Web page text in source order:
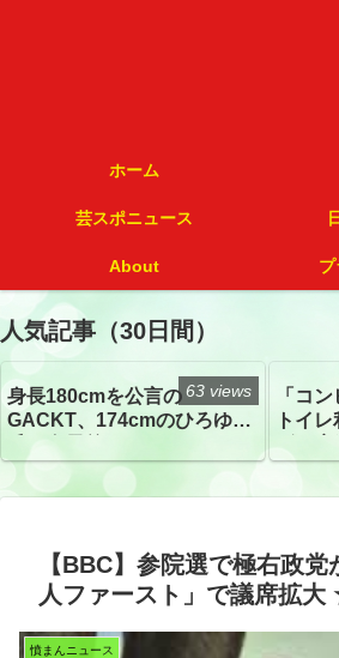
ホーム
芸スポニュース
About
人気記事（30日間）
身長180cmを公言の
GACKT、174cmのひろゆき
トざわつき イベントでの写
真が話題
63 views
「コ
トイ
【BBC】参院選で極右政
人ファースト」で議席拡
憤まんニュース